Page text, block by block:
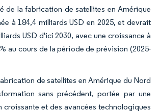
de la fabrication de satellites en Amérique
à 184,4 milliards USD en 2025, et devrait
USD d'ici 2030, avec une croissance à
au cours de la période de prévision (2025-
de satellites en Amérique du Nord
sans précédent, portée par une
et des avancées technologiques